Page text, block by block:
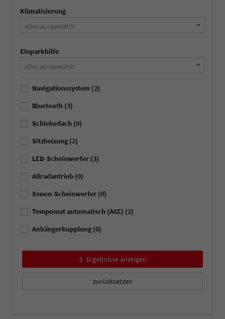
Klimatisierung
alles ausgewählt
Einparkhilfe
alles ausgewählt
Navigationssystem (2)
Bluetooth (3)
Schiebedach (0)
Sitzheizung (2)
LED-Scheinwerfer (3)
Allradantrieb (0)
Xenon-Scheinwerfer (0)
Tempomat automatisch (ACC) (2)
Anhängerkupplung (0)
3 Ergebnisse anzeigen
zurücksetzen